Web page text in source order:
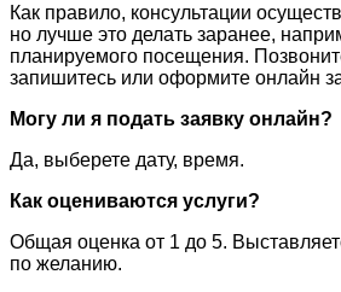
Как правило, консультации
но лучше это делать заранее,
планируемого посещения.
запишитесь или оформите онлайн
Могу ли я подать заявку онлайн?
Да, выберете дату, время.
Как оцениваются услуги?
Общая оценка от 1 до 5.
по желанию.